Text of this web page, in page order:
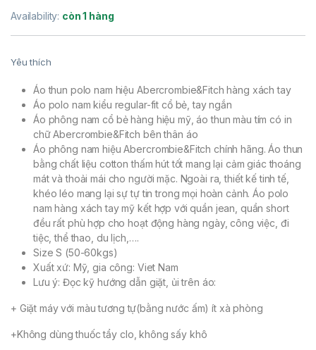
Availability: còn 1 hàng
Yêu thích
Áo thun polo nam hiệu Abercrombie&Fitch hàng xách tay
Áo polo nam kiểu regular-fit cổ bẻ, tay ngắn
Áo phông nam cổ bẻ hàng hiệu mỹ, áo thun màu tím có in
chữ Abercrombie&Fitch bên thân áo
Áo phông nam hiệu Abercrombie&Fitch chính hãng. Áo thun
bằng chất liệu cotton thấm hút tốt mang lại cảm giác thoáng
mát và thoải mái cho người mặc. Ngoài ra, thiết kế tinh tế,
khéo léo mang lại sự tự tin trong mọi hoàn cảnh. Áo polo
nam hàng xách tay mỹ kết hợp với quần jean, quần short
đều rất phù hợp cho hoạt động hàng ngày, công việc, đi
tiệc, thể thao, du lịch,….
Size S (50-60kgs)
Xuất xứ: Mỹ, gia công: Viet Nam
Lưu ý: Đọc kỹ hướng dẫn giặt, ủi trên áo:
+ Giặt máy với màu tương tự(bằng nước ấm) ít xà phòng
+Không dùng thuốc tẩy clo, không sấy khô